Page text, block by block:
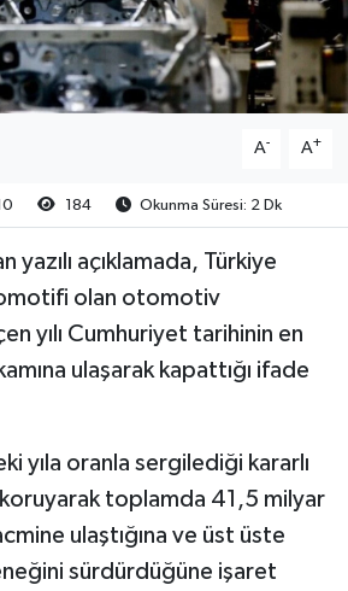
A- A+
184 Okunma Süresi: 2 Dk
yazılı açıklamada, Türkiye
olan otomotiv
yılı Cumhuriyet tarihinin en
ulaşarak kapattığı ifade
yıla oranla sergilediği kararlı
toplamda 41,5 milyar
ulaştığına ve üst üste
sürdürdüğüne işaret